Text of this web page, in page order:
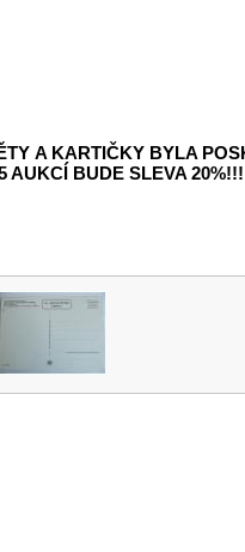
A KARTIČKY BYLA
AUKCÍ BUDE SLEVA 20%!!!